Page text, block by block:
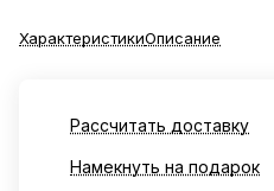
ХарактеристикиОписание
Рассчитать доставку
Намекнуть на подарок